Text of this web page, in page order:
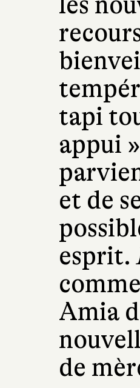
tapi
appui
et de
esprit.
Amia
de